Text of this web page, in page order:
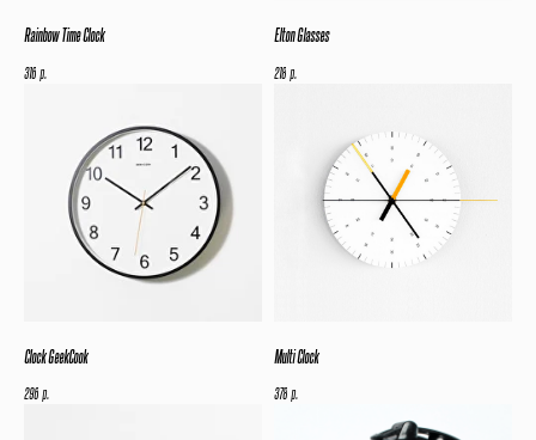
Rainbow Time Clock
316 р.
Elton Glasses
218 р.
Clock GeekCook
296 р.
Multi Clock
378 р.